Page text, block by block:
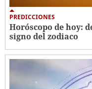
PREDICCIONES
Horóscopo de hoy:
signo del zodiaco